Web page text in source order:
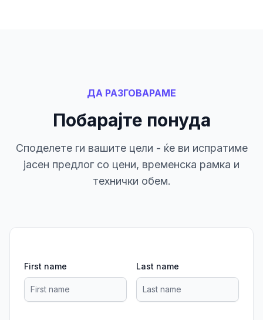
ДА РАЗГОВАРАМЕ
Побарајте понуда
Споделете ги вашите цели - ќе ви испратиме
јасен предлог со цени, временска рамка и
технички обем.
First name Last name